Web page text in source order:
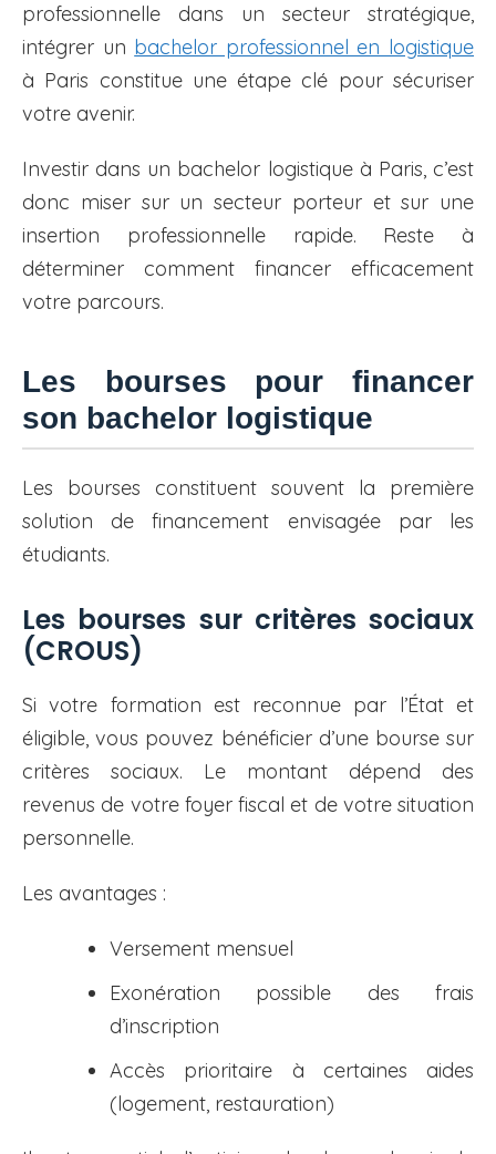
professionnelle dans un secteur stratégique,
intégrer un bachelor professionnel en logistique
à Paris constitue une étape clé pour sécuriser
votre avenir.
Investir dans un bachelor logistique à Paris, c’est
donc miser sur un secteur porteur et sur une
insertion professionnelle rapide. Reste à
déterminer comment financer efficacement
votre parcours.
Les bourses pour financer
son bachelor logistique
Les bourses constituent souvent la première
solution de financement envisagée par les
étudiants.
Les bourses sur critères sociaux
(CROUS)
Si votre formation est reconnue par l’État et
éligible, vous pouvez bénéficier d’une bourse sur
critères sociaux. Le montant dépend des
revenus de votre foyer fiscal et de votre situation
personnelle.
Les avantages :
Versement mensuel
Exonération possible des frais
d’inscription
Accès prioritaire à certaines aides
(logement, restauration)